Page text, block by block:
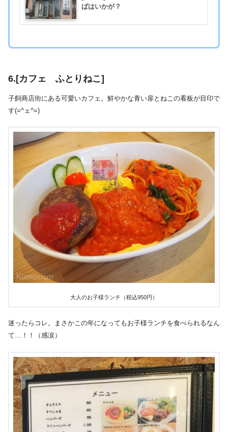
ばはいかが？
6.[カフェ ふとりねこ]
子飼商店街にある可愛いカフェ。鮮やかな青い扉とねこの看板が目印で
す(=^ェ^=)
大人のお子様ランチ（税込950円）
迷ったらコレ。まさかこの年になってもお子様ランチを食べられるなん
て…！！（感涙）